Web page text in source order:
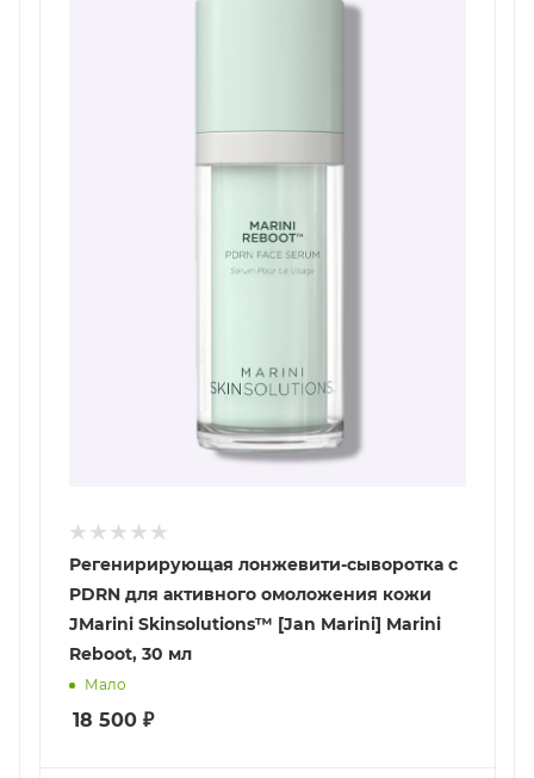
Регенирирующая лонжевити-сыворотка с
PDRN для активного омоложения кожи
JMarini Skinsolutions™ [Jan Marini] Marini
Reboot, 30 мл
Мало
18 500 ₽